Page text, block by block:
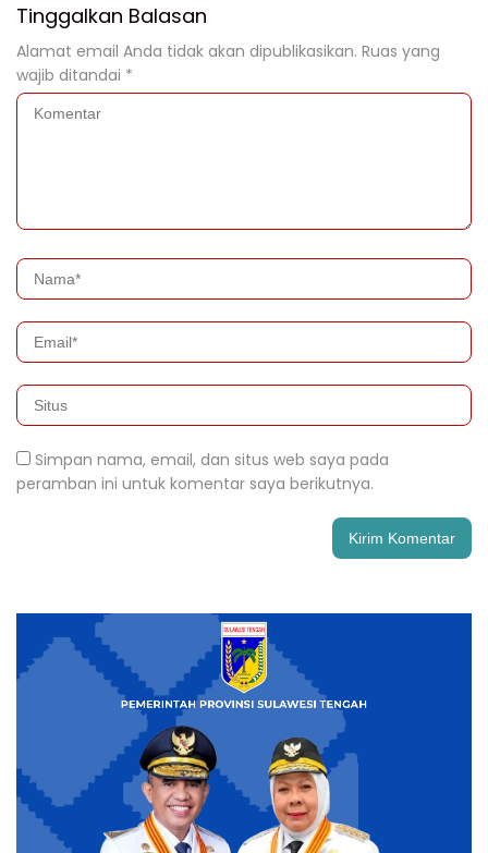
Tinggalkan Balasan
Alamat email Anda tidak akan dipublikasikan. Ruas yang
wajib ditandai *
Simpan nama, email, dan situs web saya pada
peramban ini untuk komentar saya berikutnya.